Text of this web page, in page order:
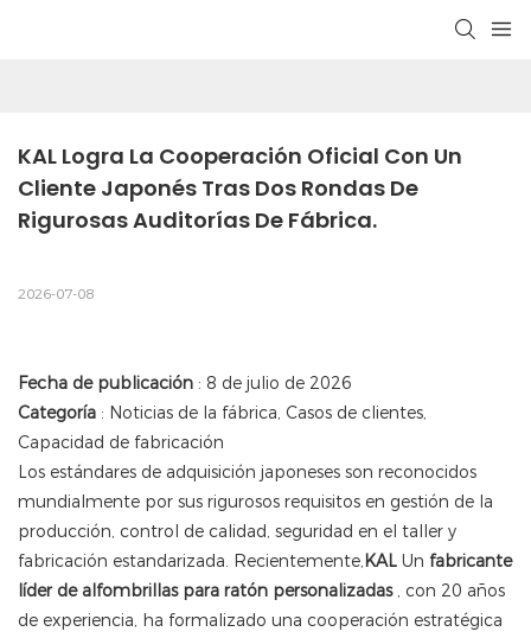
KAL Logra La Cooperación Oficial Con Un
Cliente Japonés Tras Dos Rondas De
Rigurosas Auditorías De Fábrica.
2026-07-08
Fecha de publicación : 8 de julio de 2026
Categoría : Noticias de la fábrica, Casos de clientes,
Capacidad de fabricación
Los estándares de adquisición japoneses son reconocidos
mundialmente por sus rigurosos requisitos en gestión de la
producción, control de calidad, seguridad en el taller y
fabricación estandarizada. Recientemente,KAL Un fabricante
líder de alfombrillas para ratón personalizadas, con 20 años
de experiencia, ha formalizado una cooperación estratégica